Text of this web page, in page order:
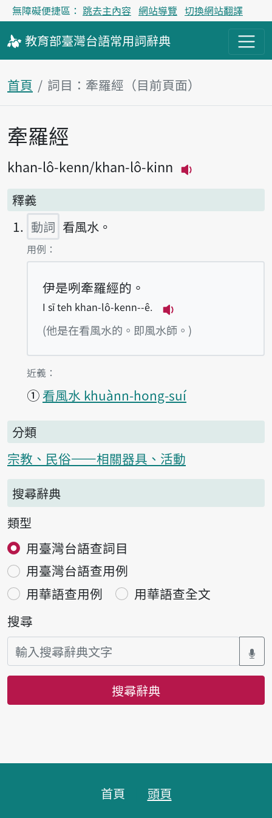
無障礙便捷區： 跳去主內容 網站導覽 切換網站翻譯
教育部臺灣台語常用詞辭典
首頁 詞目：牽羅經（目前頁面）
主內容區塊
牽羅經
khan-lô-kenn khan-lô-kinn
釋義
動詞 看風水。
第1項釋義的
用例：
伊是咧牽羅經的。
I sī teh khan-lô-kenn--ê.
播放例句I sī teh
(他是在看風水的。即風水師。)
第1項釋義的
近義：
① 看風水 khuànn-hong-suí
分類
宗教、民俗——相關器具、活動
搜尋辭典
類型
用臺灣台語查詞目
用臺灣台語查用例
用華語查用例
用華語查全文
搜尋
搜尋辭典
首頁 頭頁